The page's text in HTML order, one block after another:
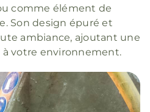
comme élément de
Son design épuré et
ambiance, ajoutant une
votre environnement.